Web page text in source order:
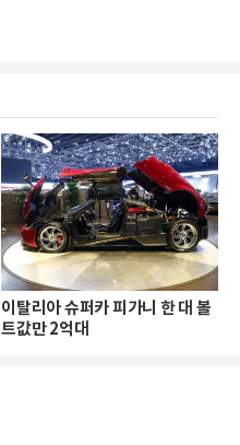
이탈리아 슈퍼카 피가니 한 대 볼
트값만 2억대